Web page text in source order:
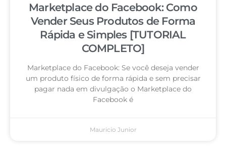
Marketplace do Facebook: Como
Vender Seus Produtos de Forma
Rápida e Simples [TUTORIAL
COMPLETO]
Marketplace do Facebook: Se você deseja vender
um produto físico de forma rápida e sem precisar
pagar nada em divulgação o Marketplace do
Facebook é
Mauricio Junior